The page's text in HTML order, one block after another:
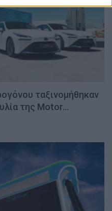
ταξινομήθηκαν
της Motor…